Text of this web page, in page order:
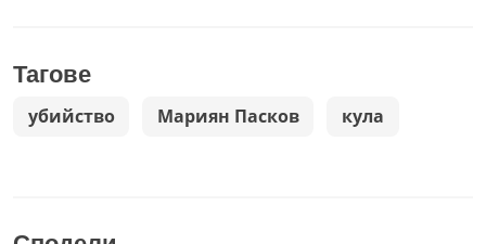
Тагове
убийство Мариян Пасков кула